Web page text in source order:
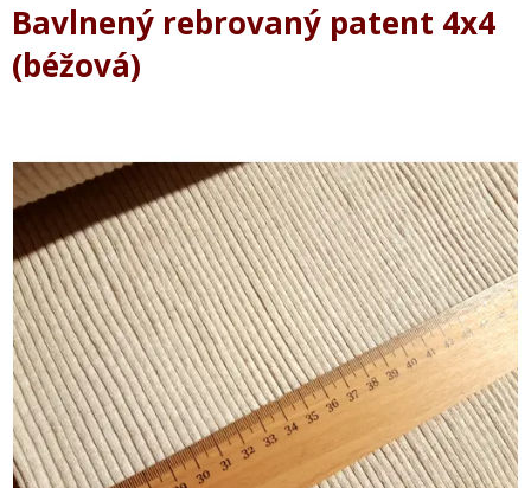
Bavlnený rebrovaný patent 4x4
(béžová)